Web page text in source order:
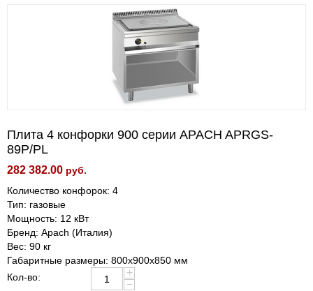
Плита 4 конфорки 900 серии APACH APRGS-
89P/PL
282 382.00 руб.
Количество конфорок: 4
Тип: газовые
Мощность: 12 кВт
Бренд: Apach (Италия)
Вес: 90 кг
Габаритные размеры: 800х900х850 мм
Кол-во:
+
−